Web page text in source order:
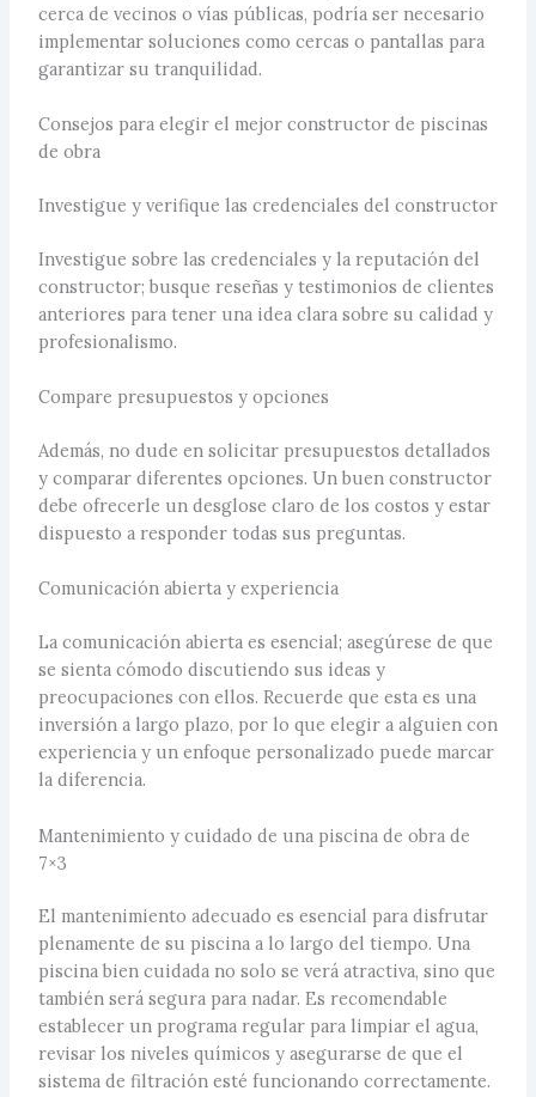
cerca de vecinos o vías públicas, podría ser necesario
implementar soluciones como cercas o pantallas para
garantizar su tranquilidad.
Consejos para elegir el mejor constructor de piscinas
de obra
Investigue y verifique las credenciales del constructor
Investigue sobre las credenciales y la reputación del
constructor; busque reseñas y testimonios de clientes
anteriores para tener una idea clara sobre su calidad y
profesionalismo.
Compare presupuestos y opciones
Además, no dude en solicitar presupuestos detallados
y comparar diferentes opciones. Un buen constructor
debe ofrecerle un desglose claro de los costos y estar
dispuesto a responder todas sus preguntas.
Comunicación abierta y experiencia
La comunicación abierta es esencial; asegúrese de que
se sienta cómodo discutiendo sus ideas y
preocupaciones con ellos. Recuerde que esta es una
inversión a largo plazo, por lo que elegir a alguien con
experiencia y un enfoque personalizado puede marcar
la diferencia.
Mantenimiento y cuidado de una piscina de obra de
7×3
El mantenimiento adecuado es esencial para disfrutar
plenamente de su piscina a lo largo del tiempo. Una
piscina bien cuidada no solo se verá atractiva, sino que
también será segura para nadar. Es recomendable
establecer un programa regular para limpiar el agua,
revisar los niveles químicos y asegurarse de que el
sistema de filtración esté funcionando correctamente.